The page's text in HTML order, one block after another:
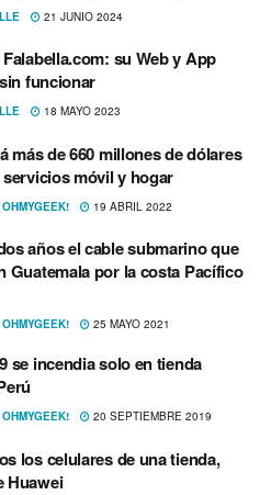
21 JUNIO 2024
su Web y App
funcionar
18 MAYO 2023
más de 660 millones de dólares
móvil y hogar
19 ABRIL 2022
años el cable submarino que
Guatemala por la costa Pacífico
25 MAYO 2021
se incendia solo en tienda
20 SEPTIEMBRE 2019
los celulares de una tienda,
Huawei